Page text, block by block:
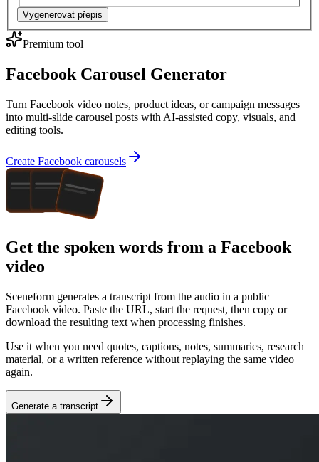
Vygenerovat přepis
Premium tool
Facebook Carousel Generator
Turn Facebook video notes, product ideas, or campaign messages
into multi-slide carousel posts with AI-assisted copy, visuals, and
editing tools.
Create Facebook carousels
Get the spoken words from a Facebook
video
Sceneform generates a transcript from the audio in a public
Facebook video. Paste the URL, start the request, then copy or
download the resulting text when processing finishes.
Use it when you need quotes, captions, notes, summaries, research
material, or a written reference without replaying the same video
again.
Generate a transcript